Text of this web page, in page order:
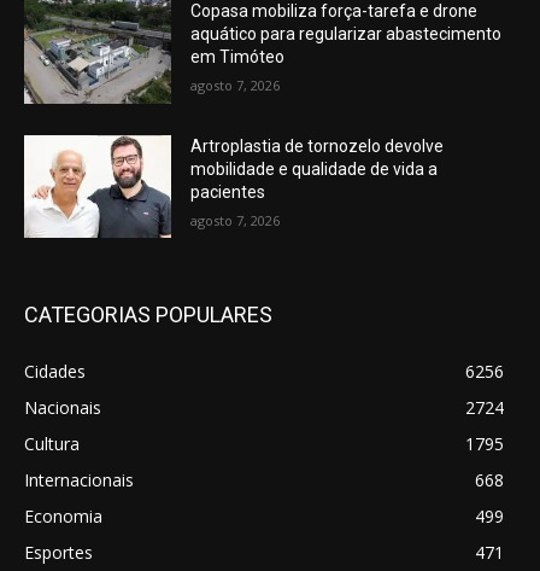
Copasa mobiliza força-tarefa e drone
aquático para regularizar abastecimento
em Timóteo
agosto 7, 2026
Artroplastia de tornozelo devolve
mobilidade e qualidade de vida a
pacientes
agosto 7, 2026
CATEGORIAS POPULARES
Cidades
6256
Nacionais
2724
Cultura
1795
Internacionais
668
Economia
499
Esportes
471